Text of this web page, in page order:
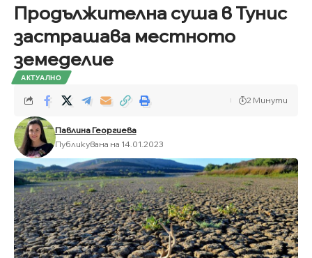
Продължителна суша в Тунис
застрашава местното
земеделие
АКТУАЛНО
Павлина Георгиева
Публикувана на 14.01.2023
2 Минути